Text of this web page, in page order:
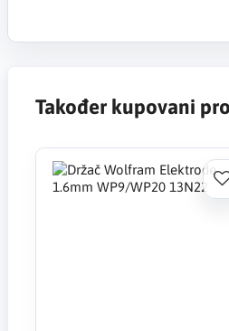
Također kupovani